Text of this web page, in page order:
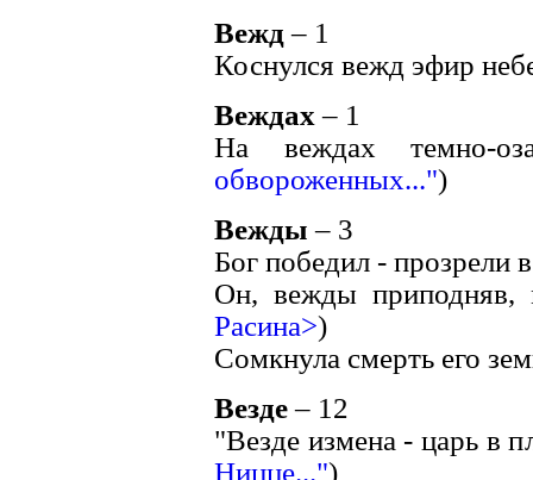
Вежд – 1
Коснулся вежд эфир
Веждах – 1
На веждах темно-
обвороженных...")
Вежды – 3
Бог победил - прозрели
Он, вежды приподняв,
Расина>)
Сомкнула смерть его
Везде– 12
"Везде измена - царь в
Ницце...")